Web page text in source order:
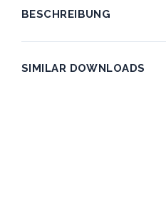
BESCHREIBUNG
SIMILAR DOWNLOADS